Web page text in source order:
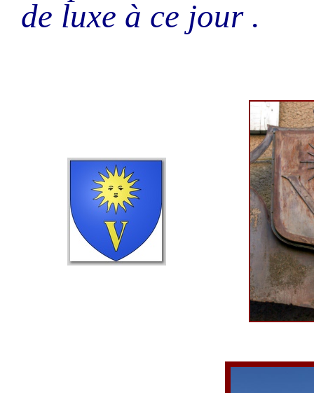
de luxe à ce jour .